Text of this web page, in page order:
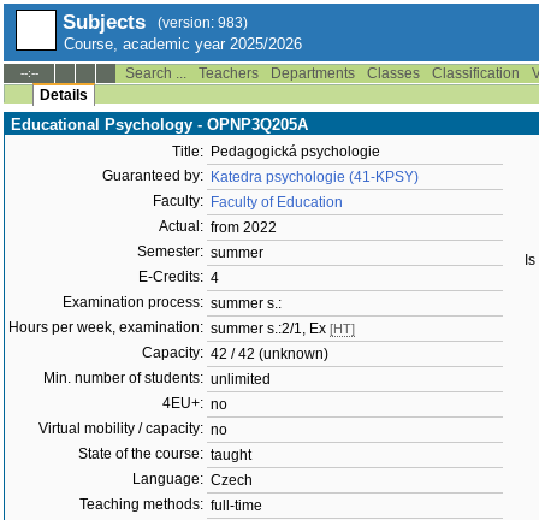
Subjects (version: 983)
Course, academic year 2025/2026
--:-- Search ... Teachers Departments Classes Classification
Details
Educational Psychology - OPNP3Q205A
Title: Pedagogická psychologie
Guaranteed by: Katedra psychologie (41-KPSY)
Faculty: Faculty of Education
Actual: from 2022
Semester: summer
E-Credits: 4
Examination process: summer s.:
Hours per week, examination: summer s.:2/1, Ex [HT]
Capacity: 42 / 42 (unknown)
Min. number of students: unlimited
4EU+: no
Virtual mobility / capacity: no
State of the course: taught
Language: Czech
Teaching methods: full-time